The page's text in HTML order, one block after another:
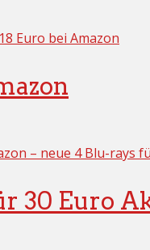
30 Euro